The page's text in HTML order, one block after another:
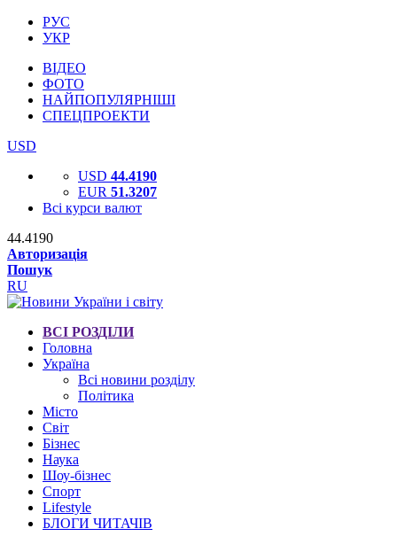
РУС
УКР
ВІДЕО
ФОТО
НАЙПОПУЛЯРНІШІ
СПЕЦПРОЕКТИ
USD
USD 44.4190
EUR 51.3207
Всі курси валют
44.4190
Авторизація
Пошук
RU
ВСІ РОЗДІЛИ
Головна
Україна
Всі новини розділу
Політика
Місто
Світ
Бізнес
Наука
Шоу-бізнес
Спорт
Lifestyle
БЛОГИ ЧИТАЧІВ